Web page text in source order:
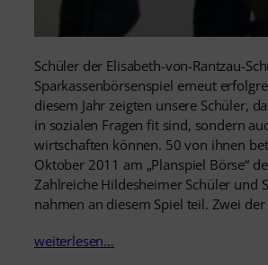
Schüler der Elisabeth-von-Rantzau-
Sparkassenbörsenspiel erneut
diesem Jahr zeigten unsere Schüler,
in sozialen Fragen fit sind, sondern
wirtschaften können. 50 von ihnen
Oktober 2011 am „Planspiel Börse“
Zahlreiche Hildesheimer Schüler und
nahmen an diesem Spiel teil. Zwei
weiterlesen…